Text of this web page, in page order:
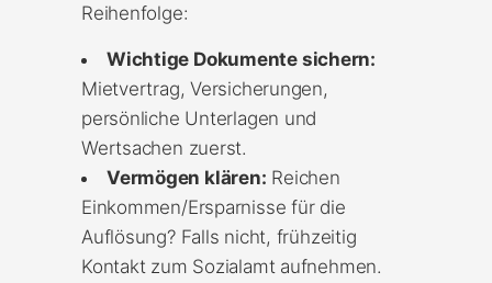
Reihenfolge:
Wichtige Dokumente sichern:
Mietvertrag, Versicherungen,
persönliche Unterlagen und
Wertsachen zuerst.
Vermögen klären: Reichen
Einkommen/Ersparnisse für die
Auflösung? Falls nicht, frühzeitig
Kontakt zum Sozialamt aufnehmen.